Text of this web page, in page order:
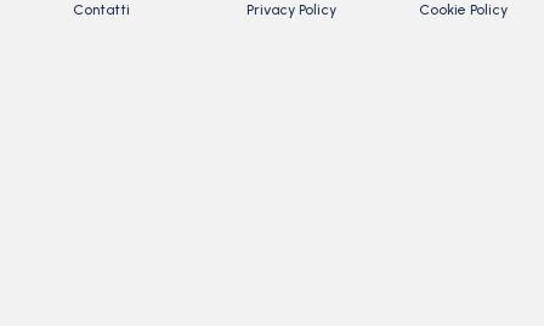
Contatti Privacy Policy Cookie Policy